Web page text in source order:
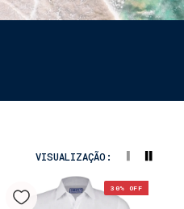
VISUALIZAÇÃO:
30% OFF